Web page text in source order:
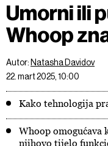
Umorni ili
Whoop
Autor: Natasha Davidov
22. mart 2025, 10:00
Kako tehnologija
Whoop
njihovo tijelo